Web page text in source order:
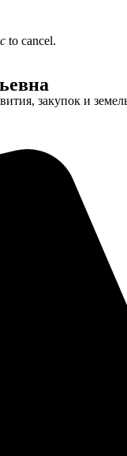
to cancel.
закупок и